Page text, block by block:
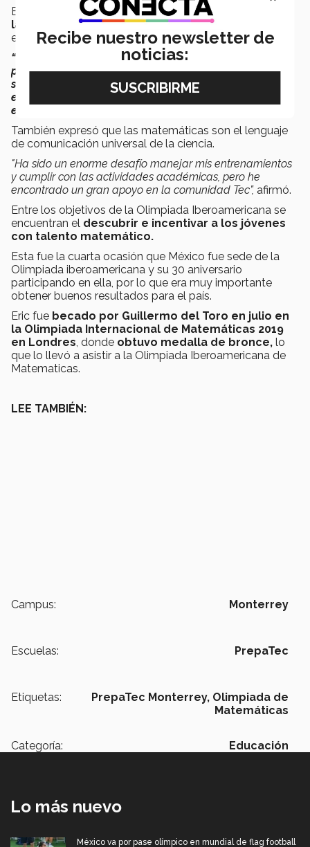
Eric exhortó a los jóvenes de México adejar por un
lado el estigma de las matemáticas,
esta materia difícil y fea que todos creen".
“Cuando las aprendemos de un modo mecanizado,
pierden toda su magia, pero las matemáticas pueden
ser muy divertidas y retadoras como un buen juego de
estrategia, son sublimes como el arte y se encuentran
en todo lo que nos rodea”,
También expresó que las matemáticas son el lenguaje
de comunicación universal de la ciencia.
"Ha sido un enorme desafío manejar mis entrenamientos
y cumplir con las actividades académicas, pero he
encontrado un gran apoyo en la comunidad Tec”, afirmó.
Entre los objetivos de la Olimpiada Iberoamericana se
encuentran el descubrir e incentivar a los jóvenes
con talento matemático.
Esta fue la cuarta ocasión que México fue sede de la
Olimpiada iberoamericana y su 30 aniversario
participando en ella, por lo que era muy importante
obtener buenos resultados para el país.
Eric fue becado por Guillermo del Toro en julio en
la Olimpiada Internacional de Matemáticas 2019
en Londres , donde obtuvo medalla de bronce, lo
que lo llevó a asistir a la Olimpiada Iberoamericana de
Matematicas.
LEE TAMBIÉN:
Campus: Monterrey
Escuelas: PrepaTec
Etiquetas: PrepaTec Monterrey, Olimpiada de
Matemáticas
Categoría: Educación
Lo más nuevo
México va por pase olímpico en mundial de flag football
Recibe nuestro newsletter de
noticias: